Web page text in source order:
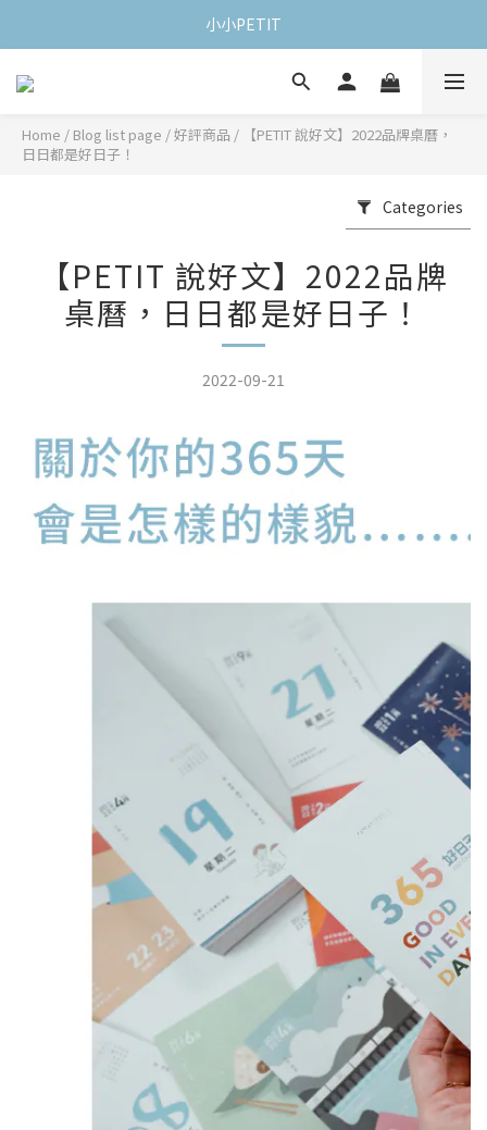
小小PETIT
Home / Blog list page /好評商品 /
【PETIT 說好文】2022品牌桌曆，
日日都是好日子！
Categories
【PETIT 說好文】2022品牌
桌曆，日日都是好日子！
2022-09-21